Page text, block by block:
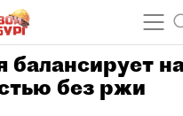
балансирует
без ржи